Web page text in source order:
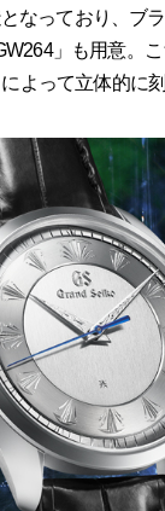
なっており、ブ
」も用意。
よって立体的に刻